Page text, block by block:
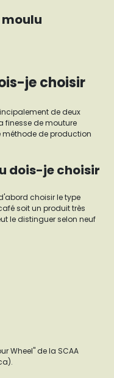
je choisir
de deux
finesse de mouture
méthode de production
dois-je choisir
choisir le type
soit un produit très
le distinguer selon neuf
Wheel" de la SCAA